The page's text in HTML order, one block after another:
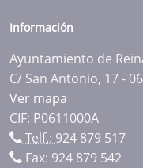
Información
Ayuntamiento de
C/ San Antonio, 17 -
Ver mapa
CIF: P0611000A
Telf.: 924 879 517
Fax: 924 879 542